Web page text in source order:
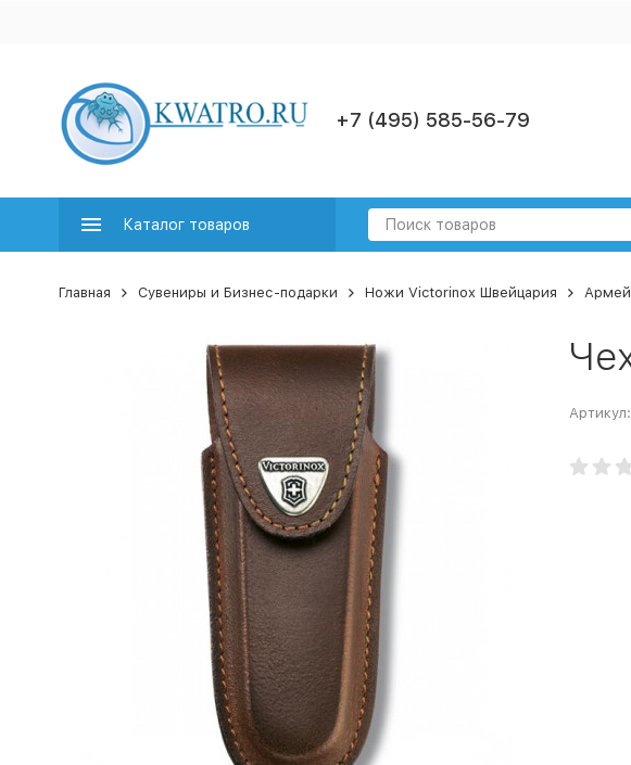
+7 (495) 585-56-79
Каталог товаров
Главная Сувениры и Бизнес-подарки Ножи Victorinox Швейцария
Артикул: